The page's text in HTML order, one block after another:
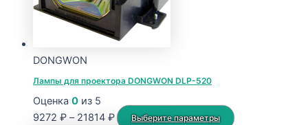
DONGWON
Лампы для проектора DONGWON DLP-520
Оценка 0 из 5
9272 ₽ – 21814 ₽Диапазон
Выберите параметры
Этот